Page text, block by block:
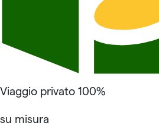
Viaggio privato 100%
su misura